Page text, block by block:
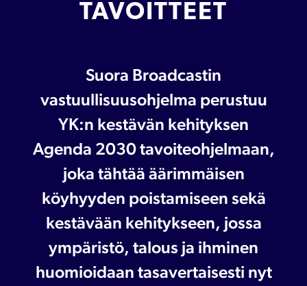
TAVOITTEET
Suora Broadcastin
vastuullisuusohjelma perustuu
YK:n kestävän kehityksen
Agenda 2030 tavoiteohjelmaan,
joka tähtää äärimmäisen
köyhyyden poistamiseen sekä
kestävään kehitykseen, jossa
ympäristö, talous ja ihminen
huomioidaan tasavertaisesti nyt